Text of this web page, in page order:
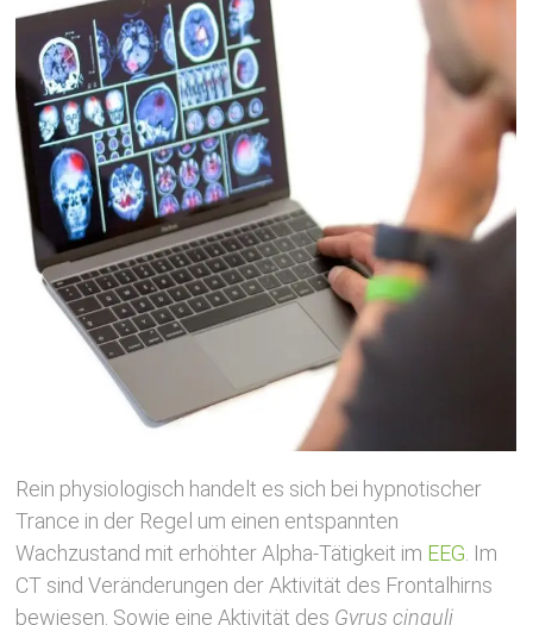
Rein physiologisch handelt es sich bei hypnotischer
Trance in der Regel um einen entspannten
Wachzustand mit erhöhter Alpha-Tätigkeit im EEG . Im
CT sind Veränderungen der Aktivität des Frontalhirns
bewiesen. Sowie eine Aktivität des Gyrus cinguli